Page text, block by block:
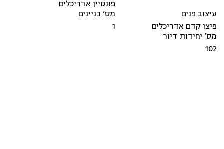
פונטיין אדריכלים
עיצוב פנים
פיצו קדם אדריכלים
מס’ בניינים
1
מס’ יחידות דיור
102